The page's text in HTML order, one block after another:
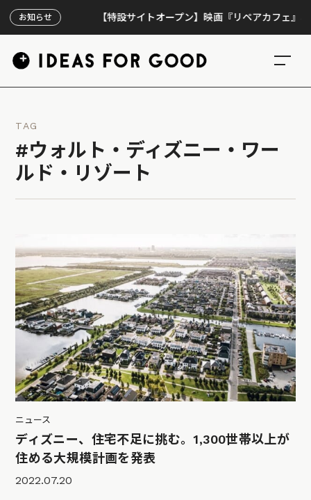
お知らせ 【特設サイトオープン】映画『リペアカフェ』、上映
TAG
#ウォルト・ディズニー・ワー
ルド・リゾート
ニュース
ディズニー、住宅不足に挑む。1,300世帯以上が
住める大規模計画を発表
2022.07.20